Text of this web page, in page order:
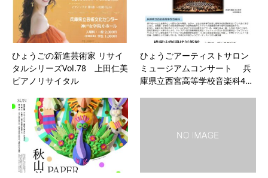
ひょうごの新進芸術家 リサイ
タルシリーズVol.78 上田仁美
ピアノリサイタル
ひょうごアーティストサロン
ミュージアムコンサート 兵
庫県立西宮高等学校音楽科4…